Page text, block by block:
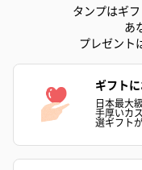
BIRTHDAY TO YOU）
（660円）
タンプはギ
あ
プレゼント
ギフト
日本最大
手厚いカ
選ギフト